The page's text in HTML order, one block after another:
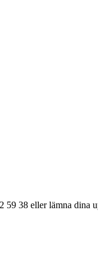
38 eller lämna dina